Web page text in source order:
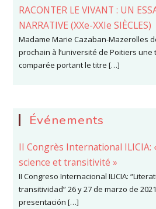
RACONTER LE VIVANT : UN
NARRATIVE (XXe-XXIe SIÈCLES)
Madame Marie Cazaban-Mazerolles
prochain à l’université de Poitiers
comparée portant le titre […]
Événements
II Congrès International ILICIA:
science et transitivité »
II Congreso Internacional ILICIA:
transitividad” 26 y 27 de marzo de
presentación […]